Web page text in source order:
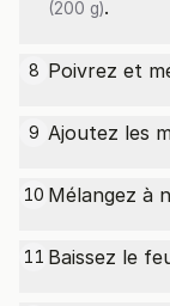
(200 g).
8 Poivrez et
9 Ajoutez les
10 Mélangez à
11 Baissez le